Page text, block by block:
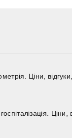
Ціни,
Ціни,